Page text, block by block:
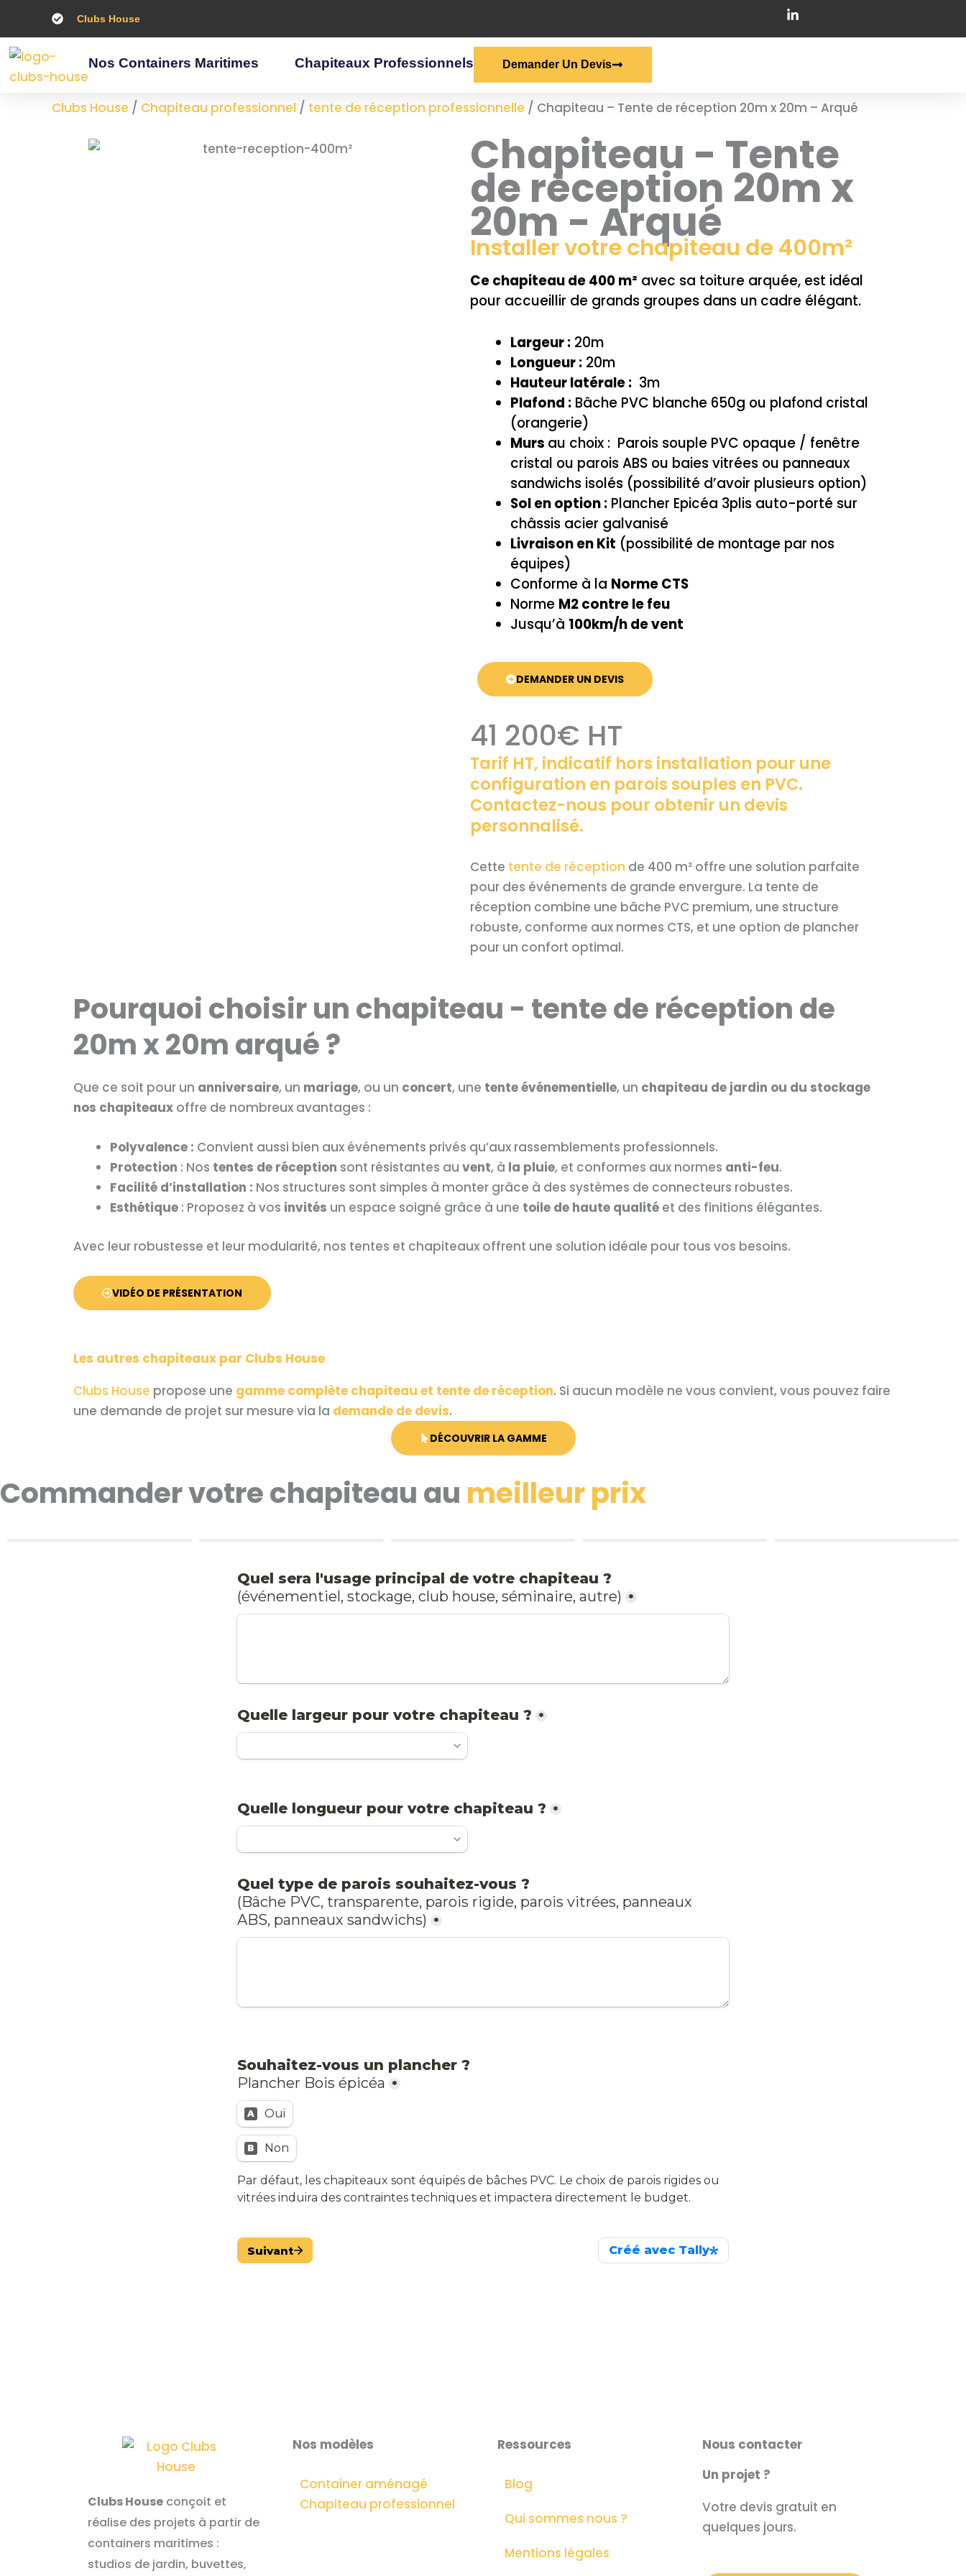
contenu
Clubs House
Nos Containers Maritimes Chapiteaux Professionnels Demander Un Devis
Clubs House / Chapiteau professionnel / tente de réception professionnelle / Chapiteau – Tente de réception 20m x 20m – Arqué​
Chapiteau - Tente
de réception 20m x
20m - Arqué
Installer votre chapiteau de 400m²
Ce chapiteau de 400 m² avec sa toiture arquée, est idéal
pour accueillir de grands groupes dans un cadre élégant.
Largeur :20m
Longueur :20m
Hauteur latérale :3m
Plafond :Bâche PVC blanche 650g ou plafond cristal
(orangerie)
Murs au choix : Parois souple PVC opaque / fenêtre
cristal ou parois ABS ou baies vitrées ou panneaux
sandwichs isolés (possibilité d’avoir plusieurs option)
Sol en option :Plancher Epicéa 3plis auto-porté sur
châssis acier galvanisé
Livraison en Kit (possibilité de montage par nos
équipes)
Conforme à la Norme CTS
Norme M2 contre le feu
Jusqu’à 100km/h de vent
DEMANDER UN DEVIS
41 200€ HT
Tarif HT, indicatif hors installation pour une
configuration en parois souples en PVC.
Contactez-nous pour obtenir un devis
personnalisé.
Cette tente de réception de 400 m² offre une solution parfaite
pour des événements de grande envergure. La tente de
réception combine une bâche PVC premium, une structure
robuste, conforme aux normes CTS, et une option de plancher
pour un confort optimal.
Pourquoi choisir un chapiteau - tente de réception de
20m x 20m arqué ?
Que ce soit pour un anniversaire, un mariage, ou un concert, une tente événementielle, un chapiteau de jardin ou du stockage
nos chapiteaux offre de nombreux avantages :
Polyvalence : Convient aussi bien aux événements privés qu’aux rassemblements professionnels.
Protection : Nos tentes de réception sont résistantes au vent, à la pluie, et conformes aux normes anti-feu.
Facilité d’installation : Nos structures sont simples à monter grâce à des systèmes de connecteurs robustes.
Esthétique : Proposez à vos invités un espace soigné grâce à une toile de haute qualité et des finitions élégantes.
Avec leur robustesse et leur modularité, nos tentes et chapiteaux offrent une solution idéale pour tous vos besoins.
VIDÉO DE PRÉSENTATION
Les autres chapiteaux par Clubs House
Clubs House propose une gamme complète chapiteau et tente de réception. Si aucun modèle ne vous convient, vous pouvez faire
une demande de projet sur mesure via la demande de devis.
DÉCOUVRIR LA GAMME
Commander votre chapiteau au meilleur prix
Clubs House conçoit et
réalise des projets à partir de
containers maritimes :
studios de jardin, buvettes,
Nos modèles
Container aménagé
Chapiteau professionnel
Ressources
Blog
Qui sommes nous ?
Mentions légales
Nous contacter
Un projet ?
Votre devis gratuit en
quelques jours.